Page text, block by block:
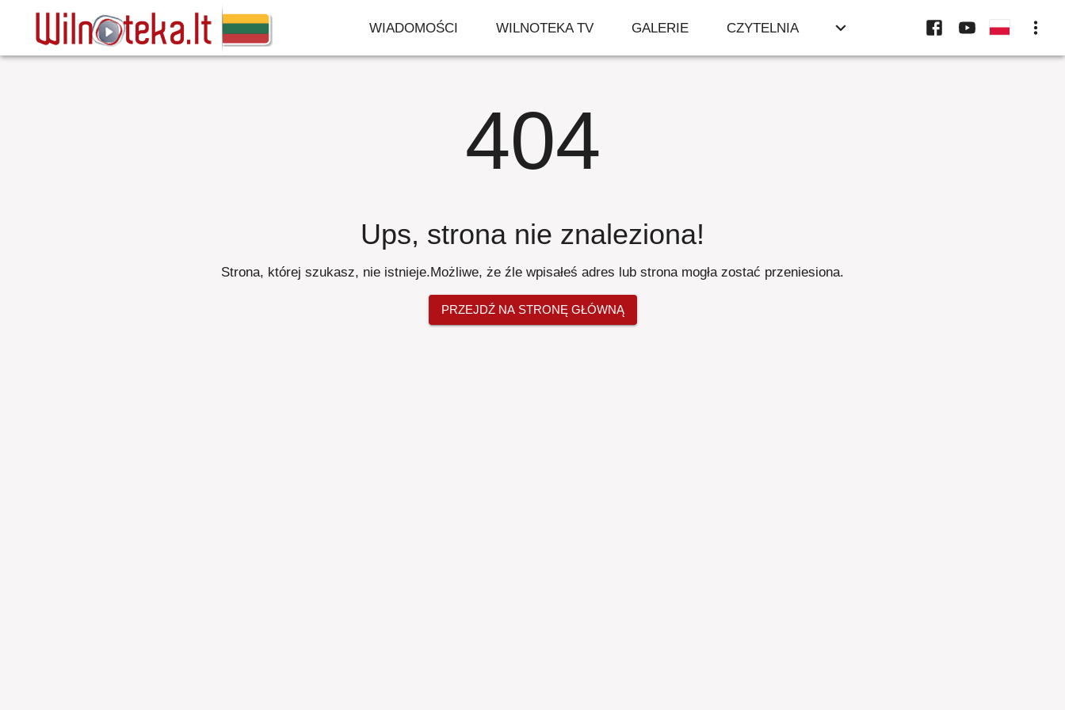
WIADOMOŚCI WILNOTEKA TV GALERIE CZYTELNIA
404
Ups, strona nie znaleziona!
Strona, której szukasz, nie istnieje.Możliwe, że źle wpisałeś adres lub strona mogła zostać przeniesiona.
PRZEJDŹ NA STRONĘ GŁÓWNĄ